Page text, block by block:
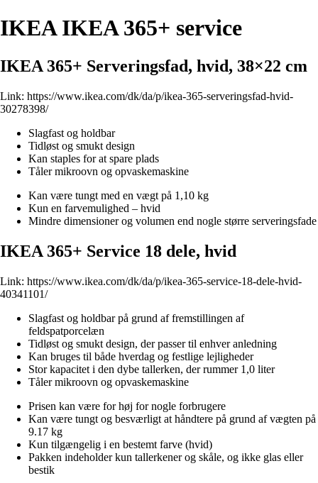
IKEA IKEA 365+ service
IKEA 365+ Serveringsfad, hvid, 38×22 cm
Link: https://www.ikea.com/dk/da/p/ikea-365-serveringsfad-hvid-
30278398/
Slagfast og holdbar
Tidløst og smukt design
Kan staples for at spare plads
Tåler mikroovn og opvaskemaskine
Kan være tungt med en vægt på 1,10 kg
Kun en farvemulighed – hvid
Mindre dimensioner og volumen end nogle større serveringsfade
IKEA 365+ Service 18 dele, hvid
Link: https://www.ikea.com/dk/da/p/ikea-365-service-18-dele-hvid-
40341101/
Slagfast og holdbar på grund af fremstillingen af
feldspatporcelæn
Tidløst og smukt design, der passer til enhver anledning
Kan bruges til både hverdag og festlige lejligheder
Stor kapacitet i den dybe tallerken, der rummer 1,0 liter
Tåler mikroovn og opvaskemaskine
Prisen kan være for høj for nogle forbrugere
Kan være tungt og besværligt at håndtere på grund af vægten på
9.17 kg
Kun tilgængelig i en bestemt farve (hvid)
Pakken indeholder kun tallerkener og skåle, og ikke glas eller
bestik